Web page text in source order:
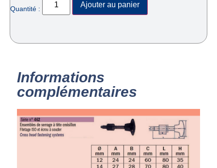
Quantité : Ajouter au panier
Informations
complémentaires